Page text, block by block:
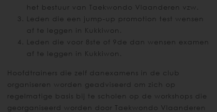
het bestuur van Taekwondo Vlaanderen vzw.
Leden die een jump-up promotion test wensen
af te leggen in Kukkiwon.
Leden die voor 8ste of 9de dan wensen examen
af te leggen in Kukkiwon.
Hoofdtrainers die zelf danexamens in de club
organiseren worden geadviseerd om zich op
regelmatige basis bij te scholen op de workshops die
georganiseerd worden door Taekwondo Vlaanderen